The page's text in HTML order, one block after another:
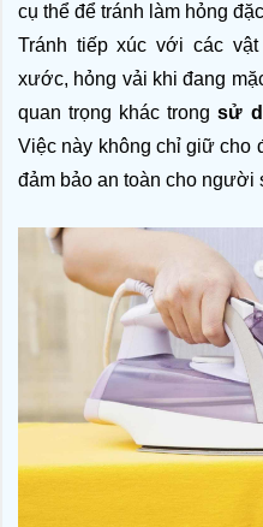
cụ thể để tránh làm hỏng
Tránh tiếp xúc với các
xước, hỏng vải khi đang
quan trọng khác trong sử
Việc này không chỉ giữ cho
đảm bảo an toàn cho người